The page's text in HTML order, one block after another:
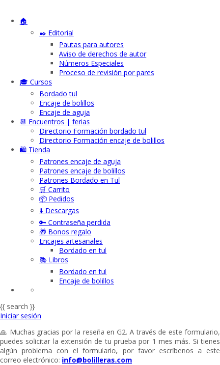
🏠
✒️ Editorial
Pautas para autores
Aviso de derechos de autor
Números Especiales
Proceso de revisión por pares
🎓 Cursos
Bordado tul
Encaje de bolillos
Encaje de aguja
📆 Encuentros | ferias
Directorio Formación bordado tul
Directorio Formación encaje de bolillos
🛍️ Tienda
Patrones encaje de aguja
Patrones encaje de bolillos
Patrones Bordado en Tul
🛒 Carrito
📦 Pedidos
⬇️ Descargas
🔑 Contraseña perdida
🎁 Bonos regalo
Encajes artesanales
Bordado en tul
📚 Libros
Bordado en tul
Encaje de bolillos
{{ search }}
Iniciar sesión
🙏 Muchas gracias por la reseña en G2. A través de este formulario,
puedes solicitar la extensión de tu prueba por 1 mes más. Si tienes
algún problema con el formulario, por favor escríbenos a este
correo electrónico: info@bolilleras.com